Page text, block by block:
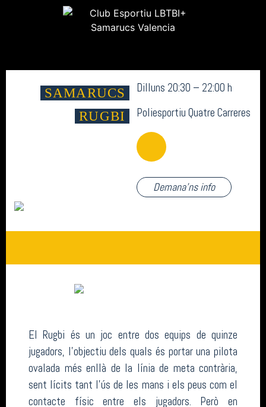
SAMARUCS
RUGBI
Dilluns 20:30 – 22:00 h
Poliesportiu Quatre Carreres
Demana'ns info
El Rugbi és un joc entre dos equips de quinze
jugadors, l’objectiu dels quals és portar una pilota
ovalada més enllà de la línia de meta contrària,
sent lícits tant l’ús de les mans i els peus com el
contacte físic entre els jugadors. Però en